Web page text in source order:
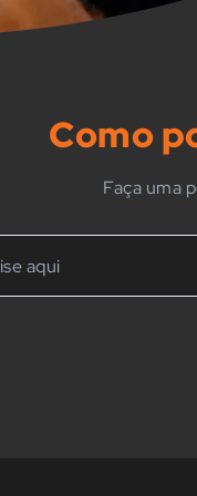
Como
Faça uma